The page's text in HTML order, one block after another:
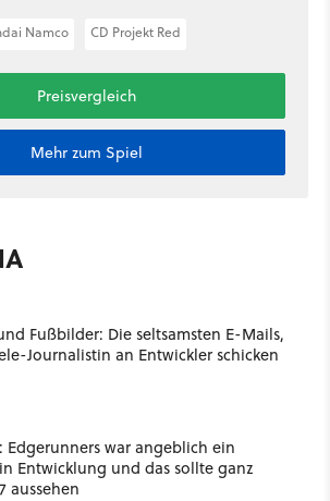
Namco CD Projekt Red
Preisvergleich
Mehr zum Spiel
Fußbilder: Die seltsamsten E-Mails,
Journalistin an Entwickler schicken
Edgerunners war angeblich ein
Entwicklung und das sollte ganz
aussehen